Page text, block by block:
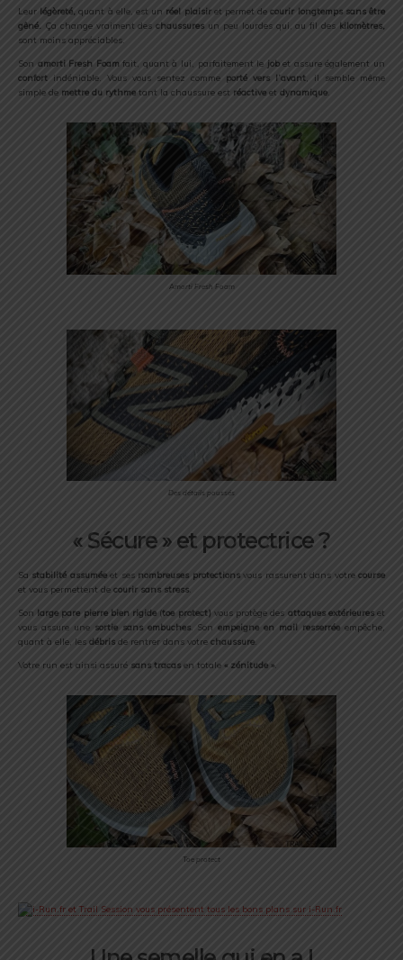
Leur légèreté, quant à elle, est un réel plaisiret permet de courir longtemps sans être
gêné. Ça change vraiment deschaussures un peu lourdes qui, au fil des kilomètres,
sont moins appréciables.
Son amorti Fresh Foam fait, quant à lui, parfaitement le jobet assure également un
confort indéniable. Vous vous sentez comme porté vers l’avant, il semble même
simple de mettre du rythme tant la chaussure est réactive et dynamique.
Amorti Fresh Foam
Des détails poussés
« Sécure » et protectrice ?
Sa stabilité assuméeet ses nombreuses protectionsvous rassurent dans votrecourse
et vous permettent de courir sans stress.
Son large pare pierre bien rigide (toe protect) vous protège des attaques extérieureset
vous assure une sortie sans embuches. Sonempeigne en mail resserrée empêche,
quant à elle, les débris de rentrer dans votre chaussure.
Votre run est ainsi assuré sans tracas en totale « zénitude ».
Toe protect